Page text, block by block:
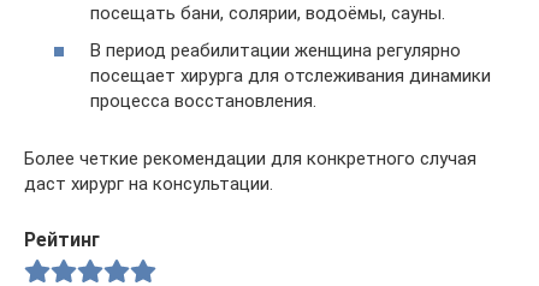
посещать бани, солярии, водоёмы, сауны.
В период реабилитации женщина регулярно
посещает хирурга для отслеживания динамики
процесса восстановления.
Более четкие рекомендации для конкретного случая
даст хирург на консультации.
Рейтинг